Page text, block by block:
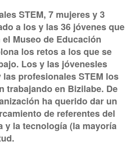
STEM, 7 mujeres y 3
a los y las 36 jóvenes que
Museo de Educación
los retos a los que se
Los y las jóvenesles
profesionales STEM los
trabajando en Bizilabe. De
ha querido dar un
de referentes del
y la tecnología (la mayoría